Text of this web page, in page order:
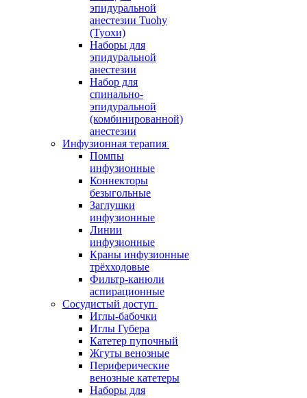
эпидуральной
анестезии Tuohy
(Туохи)
Наборы для
эпидуральной
анестезии
Набор для
спинально-
эпидуральной
(комбинированной)
анестезии
Инфузионная терапия
Помпы
инфузионные
Коннекторы
безыгольные
Заглушки
инфузионные
Линии
инфузионные
Краны инфузионные
трёхходовые
Фильтр-канюли
аспирационные
Сосудистый доступ
Иглы-бабочки
Иглы Губера
Катетер пупочный
Жгуты венозные
Периферические
венозные катетеры
Наборы для